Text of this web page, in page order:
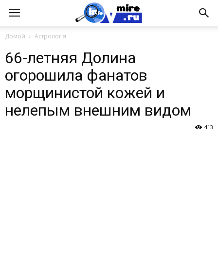
Домой Астрологія
66-летняя Долина
огорошила фанатов
морщинистой кожей и
нелепым внешним видом
413